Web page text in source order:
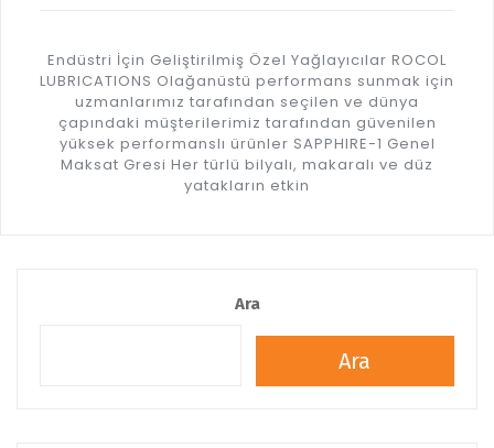
Endüstri İçin Geliştirilmiş Özel Yağlayıcılar ROCOL
LUBRICATIONS Olağanüstü performans sunmak için
uzmanlarımız tarafından seçilen ve dünya
çapındaki müşterilerimiz tarafından güvenilen
yüksek performanslı ürünler SAPPHIRE-1 Genel
Maksat Gresi Her türlü bilyalı, makaralı ve düz
yatakların etkin
Ara
Ara